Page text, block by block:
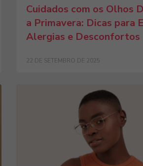
Cuidados com os Olhos
a Primavera: Dicas para
Alergias e Desconfortos
22 DE SETEMBRO DE 2025